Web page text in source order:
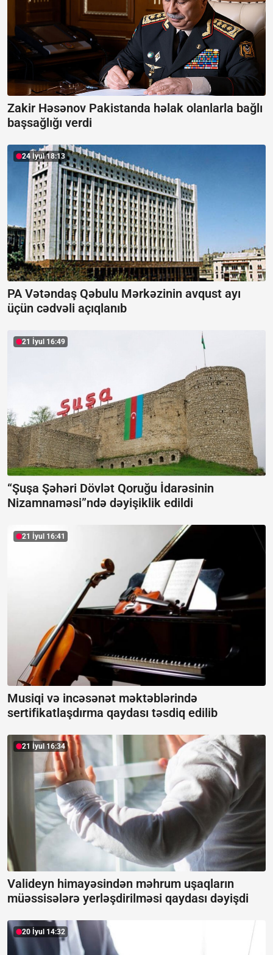
Zakir Həsənov Pakistanda həlak olanlarla bağlı
başsağlığı verdi
24 İyul 18:13
PA Vətəndaş Qəbulu Mərkəzinin avqust ayı
üçün cədvəli açıqlanıb
21 İyul 16:49
“Şuşa Şəhəri Dövlət Qoruğu İdarəsinin
Nizamnaməsi”ndə dəyişiklik edildi
21 İyul 16:41
Musiqi və incəsənət məktəblərində
sertifikatlaşdırma qaydası təsdiq edilib
21 İyul 16:34
Valideyn himayəsindən məhrum uşaqların
müəssisələrə yerləşdirilməsi qaydası dəyişdi
20 İyul 14:32